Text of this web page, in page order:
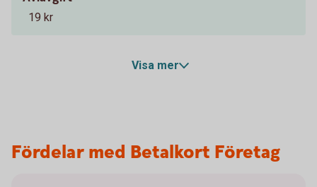
19 kr
Visa mer
Fördelar med Betalkort Företag